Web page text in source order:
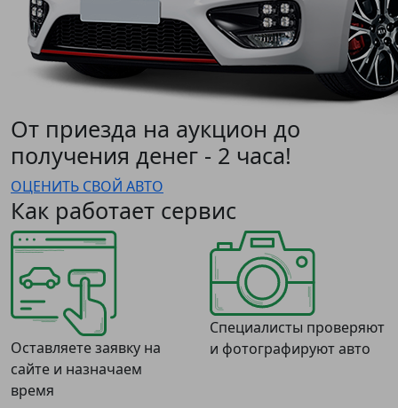
От приезда на аукцион до
получения денег - 2 часа!
ОЦЕНИТЬ СВОЙ АВТО
Как работает сервис
Оставляете заявку на
сайте и назначаем
время
Специалисты проверяют
и фотографируют авто